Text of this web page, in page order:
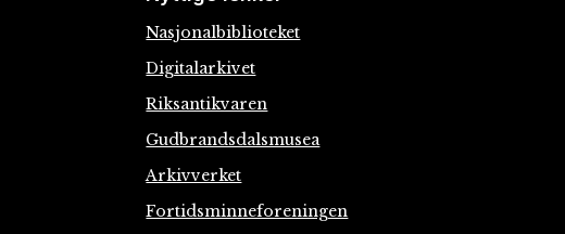
Nasjonalbiblioteket
Digitalarkivet
Riksantikvaren
Gudbrandsdalsmusea
Arkivverket
Fortidsminneforeningen